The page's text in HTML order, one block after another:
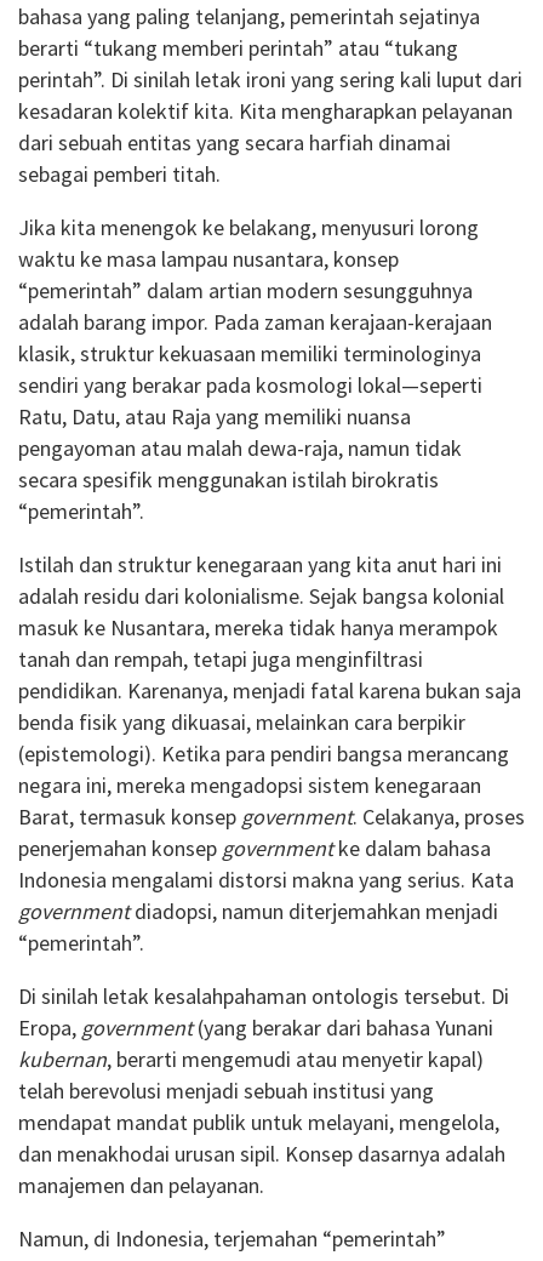
bahasa yang paling telanjang, pemerintah sejatinya
berarti “tukang memberi perintah” atau “tukang
perintah”. Di sinilah letak ironi yang sering kali luput dari
kesadaran kolektif kita. Kita mengharapkan pelayanan
dari sebuah entitas yang secara harfiah dinamai
sebagai pemberi titah.
Jika kita menengok ke belakang, menyusuri lorong
waktu ke masa lampau nusantara, konsep
“pemerintah” dalam artian modern sesungguhnya
adalah barang impor. Pada zaman kerajaan-kerajaan
klasik, struktur kekuasaan memiliki terminologinya
sendiri yang berakar pada kosmologi lokal—seperti
Ratu, Datu, atau Raja yang memiliki nuansa
pengayoman atau malah dewa-raja, namun tidak
secara spesifik menggunakan istilah birokratis
“pemerintah”.
Istilah dan struktur kenegaraan yang kita anut hari ini
adalah residu dari kolonialisme. Sejak bangsa kolonial
masuk ke Nusantara, mereka tidak hanya merampok
tanah dan rempah, tetapi juga menginfiltrasi
pendidikan. Karenanya, menjadi fatal karena bukan saja
benda fisik yang dikuasai, melainkan cara berpikir
(epistemologi). Ketika para pendiri bangsa merancang
negara ini, mereka mengadopsi sistem kenegaraan
Barat, termasuk konsep government. Celakanya, proses
penerjemahan konsep governmentke dalam bahasa
Indonesia mengalami distorsi makna yang serius. Kata
governmentdiadopsi, namun diterjemahkan menjadi
“pemerintah”.
Di sinilah letak kesalahpahaman ontologis tersebut. Di
Eropa, government(yang berakar dari bahasa Yunani
kubernan, berarti mengemudi atau menyetir kapal)
telah berevolusi menjadi sebuah institusi yang
mendapat mandat publik untuk melayani, mengelola,
dan menakhodai urusan sipil. Konsep dasarnya adalah
manajemen dan pelayanan.
Namun, di Indonesia, terjemahan “pemerintah”